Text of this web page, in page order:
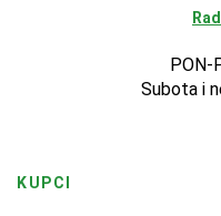
PON-
Subota i
KUPCI